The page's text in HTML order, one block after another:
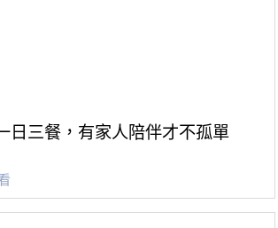
日三餐，有家人陪伴才不孤單